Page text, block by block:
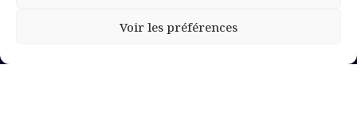
Voir les préférences